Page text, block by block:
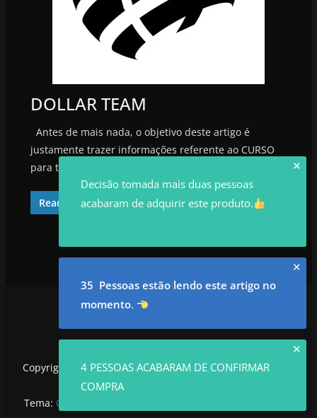
DOLLAR TEAM
Antes de mais nada, o objetivo deste artigo é
justamente trazer informações referente ao CURSO
para te ajudar a
Read More
Copyright © 2026utilidadesrowan.com . Todos os direitos
Tema: ColorMag
✕
Decisão tomada mais duas pessoas
acabaram de adquirir este produto.
✕
35 Pessoas estão lendo este artigo no
momento.
✕
4 PESSOAS ACABARAM DE CONFIRMAR
COMPRA